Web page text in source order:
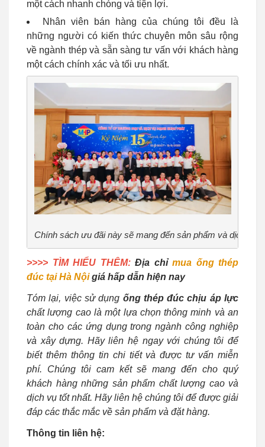
một cách nhanh chóng và tiện lợi.
Nhân viên bán hàng của chúng tôi đều là
những người có kiến thức chuyên môn sâu rộng
về ngành thép và sẵn sàng tư vấn với khách hàng
một cách chính xác và tối ưu nhất.
Chính sách ưu đãi này sẽ mang đến sản phẩm và dịch vụ
>>>> TÌM HIỂU THÊM: Địa chỉ mua ống thép
đúc tại Hà Nộigiá hấp dẫn hiện nay
Tóm lại, việc sử dụng ống thép đúc chịu áp lực
chất lượng cao là một lựa chọn thông minh và an
toàn cho các ứng dụng trong ngành công nghiệp
và xây dựng. Hãy liên hệ ngay với chúng tôi để
biết thêm thông tin chi tiết và được tư vấn miễn
phí. Chúng tôi cam kết sẽ mang đến cho quý
khách hàng những sản phẩm chất lượng cao và
dịch vụ tốt nhất. Hãy liên hệ chúng tôi để được giải
đáp các thắc mắc về sản phẩm và đặt hàng.
Thông tin liên hệ: